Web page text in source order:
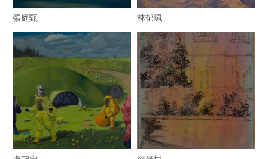
張庭甄 林郁珮